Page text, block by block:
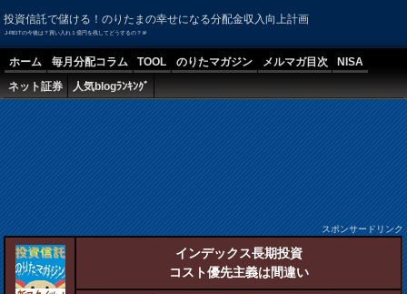
投資信託で儲ける！のりたまの幸せになる分配金収入向上計画
J-REITの今後は？買い入れ１億円を残してどうするの？＠
ホーム 毎月分配コラム TOOL のりたマガジン メルマガ目次
NISA
ネット証券
人気blogﾗﾝｷﾝｸﾞ
スポンサードリンク
インデックス長期投資
コスト優先主義は間違い